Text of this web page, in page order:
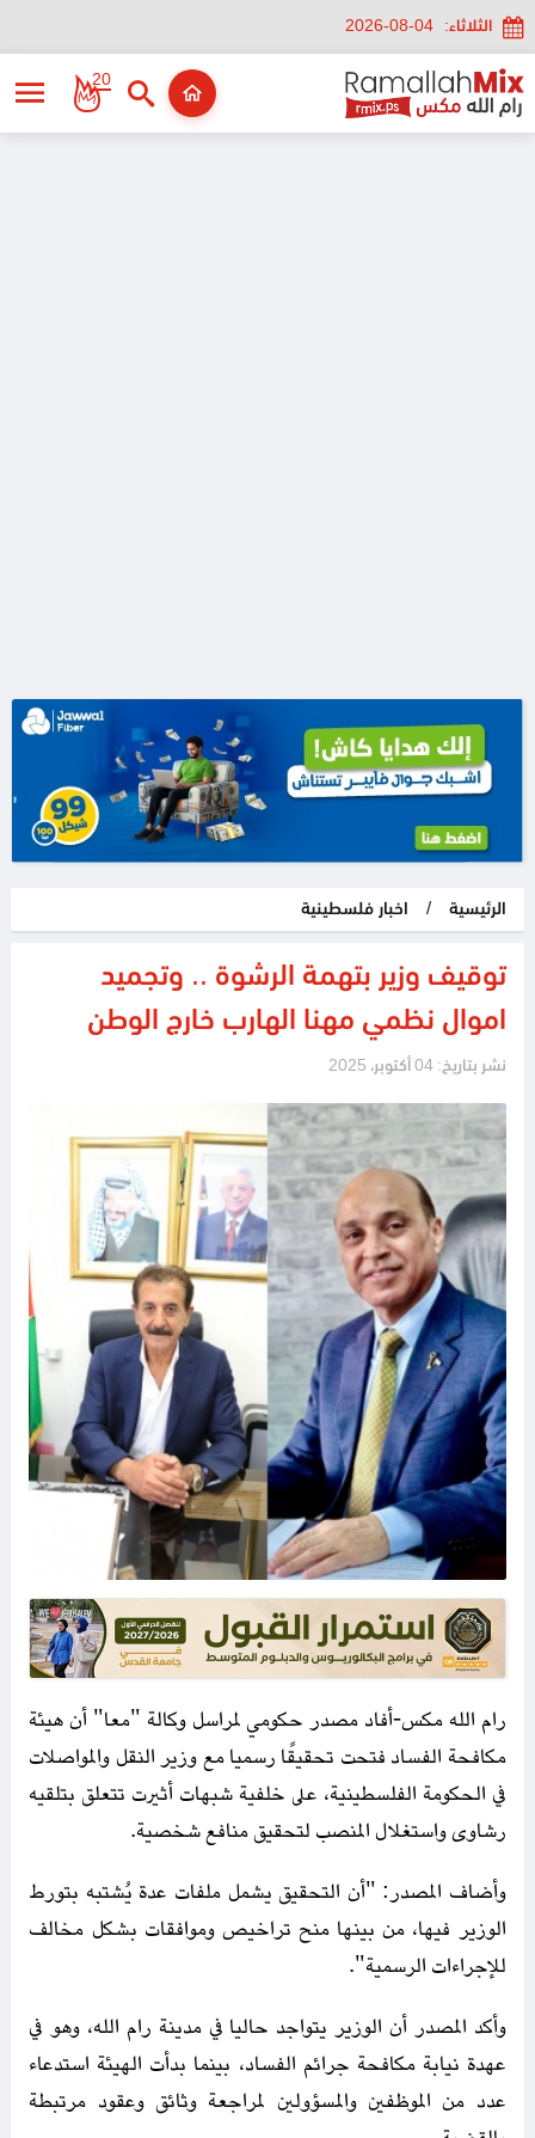
الثلاثاء: 2026-08-04
20
الرئيسية / اخبار فلسطينية
توقيف وزير بتهمة الرشوة .. وتجميد
اموال نظمي مهنا الهارب خارج الوطن
نشر بتاريخ: 04 أكتوبر، 2025
رام الله مكس-أفاد مصدر حكومي لمراسل وكالة "معا" أن هيئة
مكافحة الفساد فتحت تحقيقًا رسميا مع وزير النقل والمواصلات
في الحكومة الفلسطينية، على خلفية شبهات أثيرت تتعلق بتلقيه
رشاوى واستغلال المنصب لتحقيق منافع شخصية.
وأضاف المصدر: "أن التحقيق يشمل ملفات عدة يُشتبه بتورط
الوزير فيها، من بينها منح تراخيص وموافقات بشكل مخالف
للإجراءات الرسمية".
وأكد المصدر أن الوزير يتواجد حاليا في مدينة رام الله، وهو في
عهدة نيابة مكافحة جرائم الفساد، بينما بدأت الهيئة استدعاء
عدد من الموظفين والمسؤولين لمراجعة وثائق وعقود مرتبطة